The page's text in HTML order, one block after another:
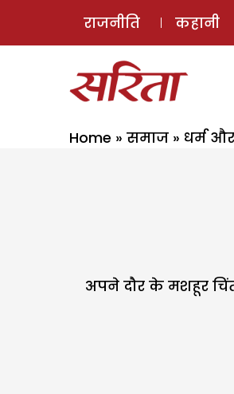
राजनीति कहानी
Home » समाज » धर्म
अपने दौर के मशहूर